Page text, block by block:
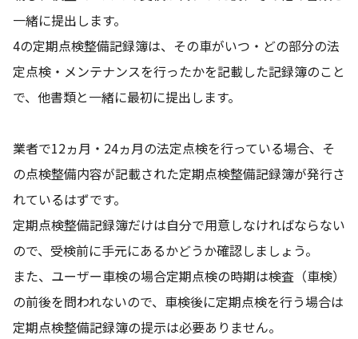
一緒に提出します。
4の定期点検整備記録簿は、その車がいつ・どの部分の法
定点検・メンテナンスを行ったかを記載した記録簿のこと
で、他書類と一緒に最初に提出します。
業者で12ヵ月・24ヵ月の法定点検を行っている場合、そ
の点検整備内容が記載された定期点検整備記録簿が発行さ
れているはずです。
定期点検整備記録簿だけは自分で用意しなければならない
ので、受検前に手元にあるかどうか確認しましょう。
また、ユーザー車検の場合定期点検の時期は検査（車検）
の前後を問われないので、車検後に定期点検を行う場合は
定期点検整備記録簿の提示は必要ありません。